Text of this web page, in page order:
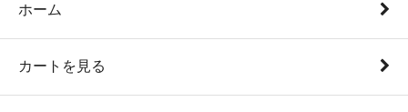
ホーム
カートを見る